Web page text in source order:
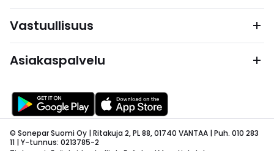
Vastuullisuus
Asiakaspalvelu
© Sonepar Suomi Oy | Ritakuja 2, PL 88, 01740 VANTAA | Puh. 010 283
11 | Y-tunnus: 0213785-2